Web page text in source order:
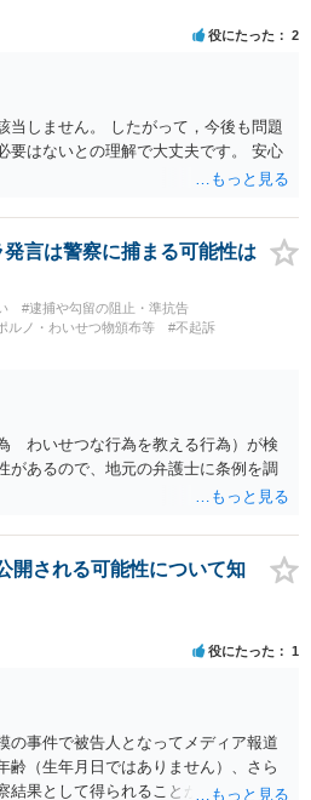
役にたった 2
当しません。 したがって，今後も問題
要はないとの理解で大丈夫です。 安心
言は警察に捕まる可能性は
#逮捕や勾留の阻止・準抗告
ルノ・わいせつ物頒布等 #不起訴
わいせつな行為を教える行為）が検
があるので、地元の弁護士に条例を調
開される可能性について知
役にたった 1
の事件で被告人となってメディア報道
齢（生年月日ではありません）、さら
結果として得られることが通常です。